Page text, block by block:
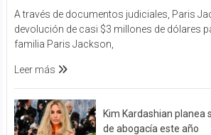
A través de documentos judiciales, Paris
devolución de casi $3 millones de dólares
familia Paris Jackson,
Leer más
Kim Kardashian planea
de abogacía este año